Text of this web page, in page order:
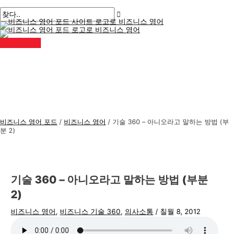
텐
츠
로
건
인
뉴
비즈니스 영어 포드 / 비즈니스 영어 / 기술 360 – 아니오라고 말하는 방법 (부
분 2)
기술 360 – 아니오라고 말하는 방법 (부분
2)
비즈니스 영어, 비즈니스 기술 360, 의사소통 / 칠월 8, 2012
시
물
탐
색
기
에
입
력
름
*
메
일
*
비
즈
니
스
검
색
: